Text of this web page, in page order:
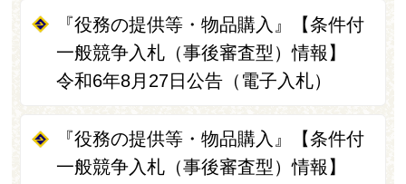
『役務の提供等・物品購入』【条件付
一般競争入札（事後審査型）情報】
令和6年8月27日公告（電子入札）
『役務の提供等・物品購入』【条件付
一般競争入札（事後審査型）情報】